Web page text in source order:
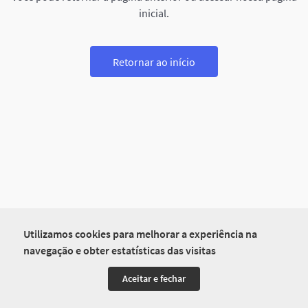
Utilizamos cookies para melhorar a experiência na
navegação e obter estatísticas das visitas
Aceitar e fechar
inicial.
Retornar ao início